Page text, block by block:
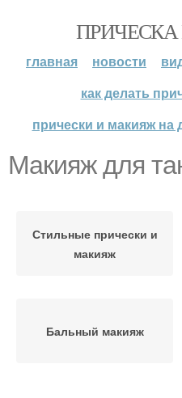
главная новости
как делать
прически и макияж на
Макияж для
Стильные прически и
макияж
Бальный макияж